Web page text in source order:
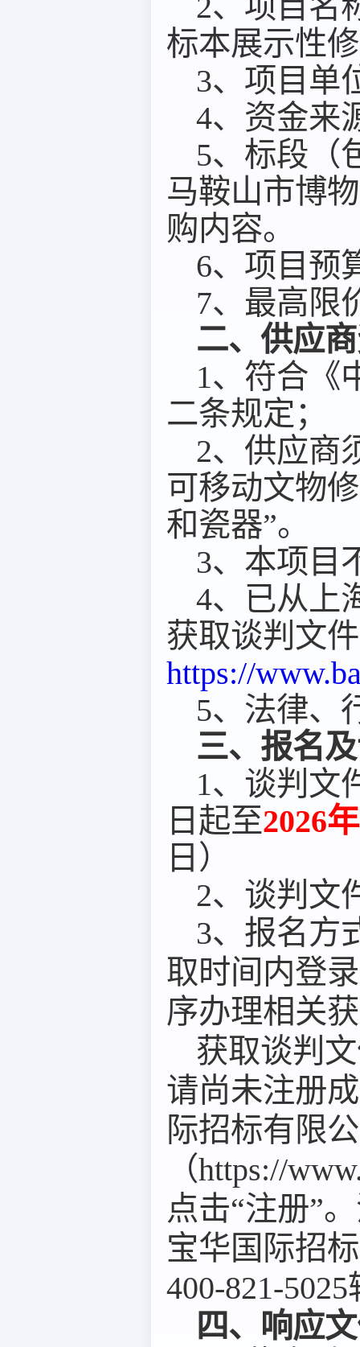
标本展示性
3、项目单
4、资金来
5、标段（
马鞍山市博
购内容。
6、项目预
7、最高限
二、供应
1、符合《
二条规定；
2、供应商
可移动文物
和瓷器”。
3、本项目
4、已从上
获取谈判文
https://
5、法律、
三、报名
1、谈判文
日起至2026年
日）
2、谈判文
3、报名方
取时间内登
序办理相关
获取谈判
请尚未注册
际招标有限
（https://
点击“注册”
宝华国际招
400-821-5025
四、响应